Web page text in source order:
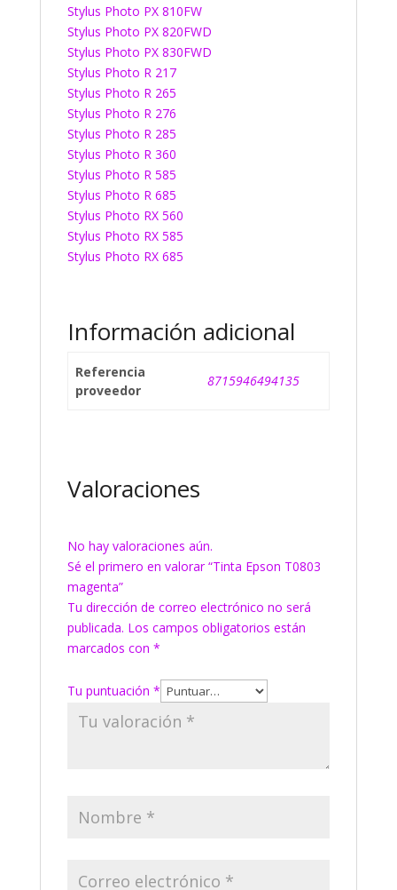
Stylus Photo PX 810FW
Stylus Photo PX 820FWD
Stylus Photo PX 830FWD
Stylus Photo R 217
Stylus Photo R 265
Stylus Photo R 276
Stylus Photo R 285
Stylus Photo R 360
Stylus Photo R 585
Stylus Photo R 685
Stylus Photo RX 560
Stylus Photo RX 585
Stylus Photo RX 685
Información adicional
Referencia
proveedor
8715946494135
Valoraciones
No hay valoraciones aún.
Sé el primero en valorar “Tinta Epson T0803
magenta”
Tu dirección de correo electrónico no será
publicada. Los campos obligatorios están
marcados con *
Tu puntuación *